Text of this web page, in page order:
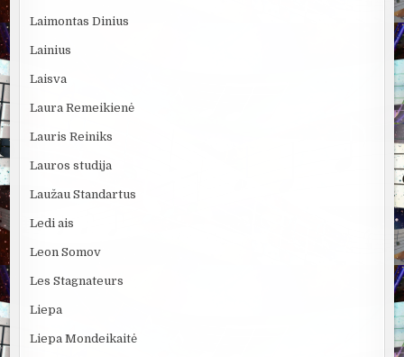
Laimontas Dinius
Lainius
Laisva
Laura Remeikienė
Lauris Reiniks
Lauros studija
Laužau Standartus
Ledi ais
Leon Somov
Les Stagnateurs
Liepa
Liepa Mondeikaitė